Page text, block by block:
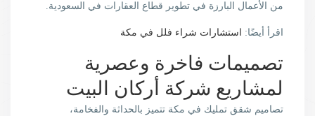
من الأعمال البارزة في تطوير قطاع العقارات في السعودية.
اقرأ أيضًا: استشارات شراء فلل في مكة
تصميمات فاخرة وعصرية
لمشاريع شركة أركان البيت
تصاميم شقق تمليك في مكة تتميز بالحداثة والفخامة،